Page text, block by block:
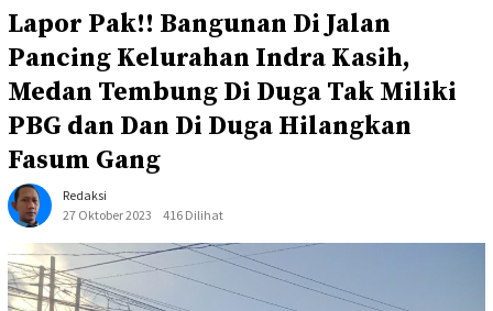
Lapor Pak!! Bangunan Di Jalan
Pancing Kelurahan Indra Kasih,
Medan Tembung Di Duga Tak Miliki
PBG dan Dan Di Duga Hilangkan
Fasum Gang
Redaksi
27 Oktober 2023
416 Dilihat